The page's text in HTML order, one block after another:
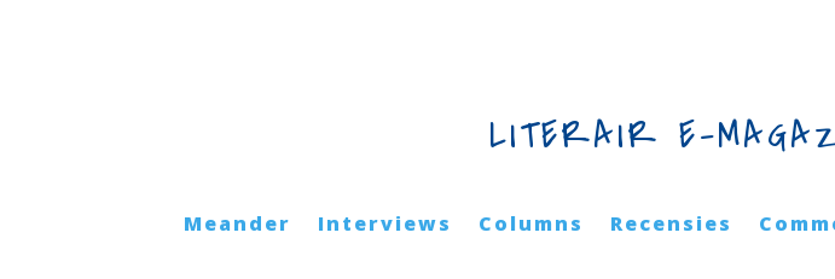
LITERAIR E-
Meander Interviews Columns Recensies